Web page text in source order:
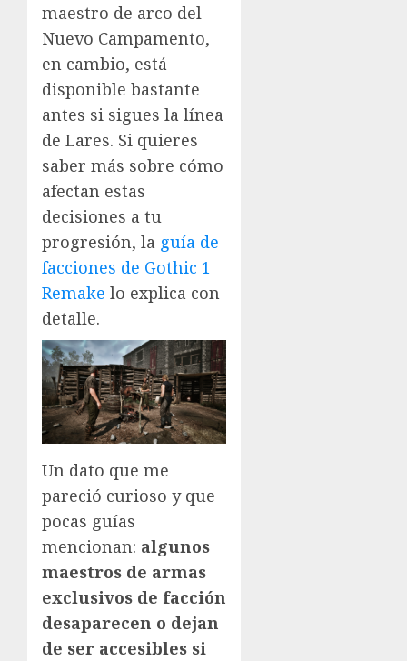
maestro de arco del
Nuevo Campamento,
en cambio, está
disponible bastante
antes si sigues la línea
de Lares. Si quieres
saber más sobre cómo
afectan estas
decisiones a tu
progresión, la guía de
facciones de Gothic 1
Remake lo explica con
detalle.
Un dato que me
pareció curioso y que
pocas guías
mencionan: algunos
maestros de armas
exclusivos de facción
desaparecen o dejan
de ser accesibles si